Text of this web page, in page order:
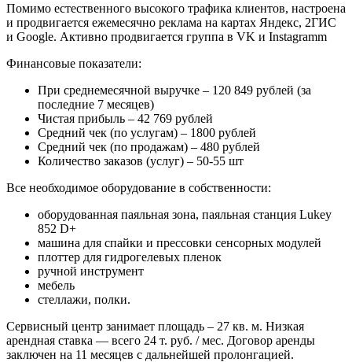
Помимо естественного высокого трафика клиентов, настроена
и продвигается ежемесячно реклама на картах Яндекс, 2ГИС
и Google. Активно продвигается группа в VK и Instagramm
Финансовые показатели:
При среднемесячной выручке – 120 849 рублей (за
последние 7 месяцев)
Чистая прибыль – 42 769 рублей
Средний чек (по услугам) – 1800 рублей
Средний чек (по продажам) – 480 рублей
Количество заказов (услуг) – 50-55 шт
Все необходимое оборудование в собственности:
оборудованная паяльная зона, паяльная станция Lukey
852 D+
машина для спайки и прессовки сенсорных модулей
плоттер для гидрогелевых пленок
ручной инструмент
мебель
стеллажи, полки.
Сервисный центр занимает площадь – 27 кв. м. Низкая
арендная ставка — всего 24 т. руб. / мес. Договор аренды
заключен на 11 месяцев с дальнейшей пролонгацией.